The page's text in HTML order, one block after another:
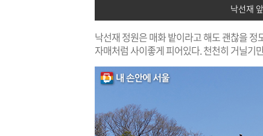
낙선재
낙선재 정원은 매화 밭이라고 해도 괜찮을
자매처럼 사이좋게 피어있다. 천천히 거닐기